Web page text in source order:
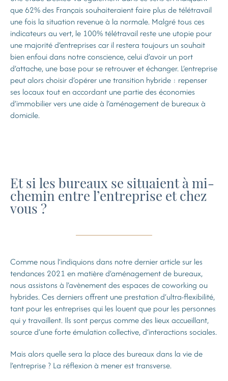
que 62% des Français souhaiteraient faire plus de télétravail
une fois la situation revenue à la normale. Malgré tous ces
indicateurs au vert, le 100% télétravail reste une utopie pour
une majorité d’entreprises car il restera toujours un souhait
bien enfoui dans notre conscience, celui d’avoir un port
d’attache, une base pour se retrouver et échanger. L’entreprise
peut alors choisir d’opérer une transition hybride : repenser
ses locaux tout en accordant une partie des économies
d’immobilier vers une aide à l’aménagement de bureaux à
domicile.
Et si les bureaux se situaient à mi-
chemin entre l’entreprise et chez
vous ?
Comme nous l’indiquions dans notre dernier article sur les
tendances 2021 en matière d’aménagement de bureaux,
nous assistons à l’avènement des espaces de coworking ou
hybrides. Ces derniers offrent une prestation d’ultra-flexibilité,
tant pour les entreprises qui les louent que pour les personnes
qui y travaillent. Ils sont perçus comme des lieux accueillant,
source d’une forte émulation collective, d’interactions sociales.
Mais alors quelle sera la place des bureaux dans la vie de
l’entreprise ? La réflexion à mener est transverse.